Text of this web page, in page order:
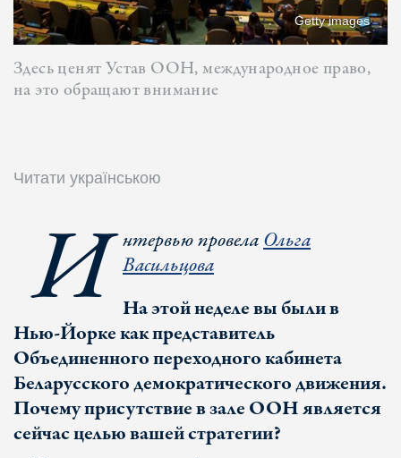
Getty images
Здесь ценят Устав ООН, международное право,
на это обращают внимание
Читати українською
И нтервью провелаОльга
Васильцова
На этой неделе вы были в
Нью-Йорке как представитель
Объединенного переходного кабинета
Беларусского демократического движения.
Почему присутствие в зале ООН является
сейчас целью вашей стратегии?